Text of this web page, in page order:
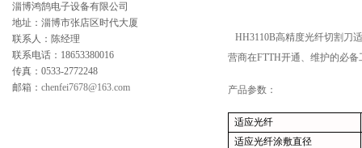
淄博鸿鹄电子设备有限公司
地址：淄博市张店区时代大厦
联系人：陈经理
联系电话：18653380016
传真：0533-2772248
邮箱： chenfei7678@163.com
HH3110B高精度光纤切割刀
营商在FTTH开通、维护的必备
产品参数：
适应光纤
适应光纤涂敷直径